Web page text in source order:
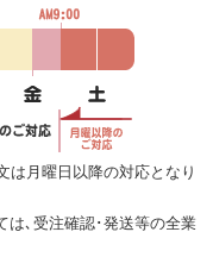
は月曜日以降の対応となり
は､受注確認･発送等の全業